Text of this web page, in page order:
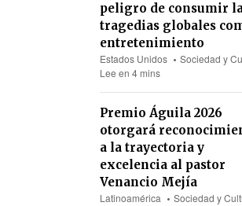
peligro de consumir
tragedias globales
entretenimiento
Estados Unidos Sociedad y
Lee en 4 mins
Premio Águila 2026
otorgará
a la trayectoria y
excelencia al pastor
Venancio Mejía
Latinoamérica Sociedad y